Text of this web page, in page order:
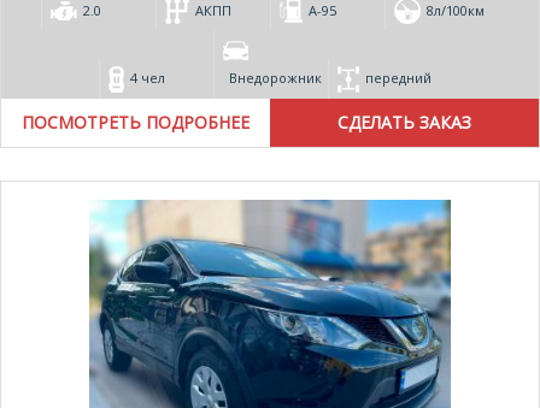
2.0 АКПП А-95 8л/100км
4 чел Внедорожник передний
ПОСМОТРЕТЬ ПОДРОБНЕЕ